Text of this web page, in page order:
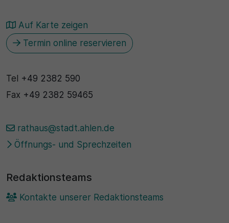
Auf Karte zeigen
Termin online reservieren
Tel +49 2382 590
Fax +49 2382 59465
rathaus@stadt.ahlen.de
Öffnungs- und Sprechzeiten
Redaktionsteams
Kontakte unserer Redaktionsteams